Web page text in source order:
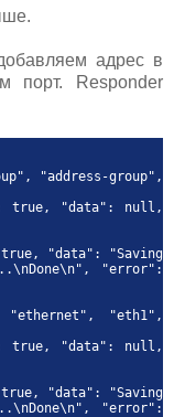
адрес в
порт. Responder
"address-group",
true, "data": null,
"data": "Saving
"error":
"eth1",
true, "data": null,
"data": "Saving
"error":